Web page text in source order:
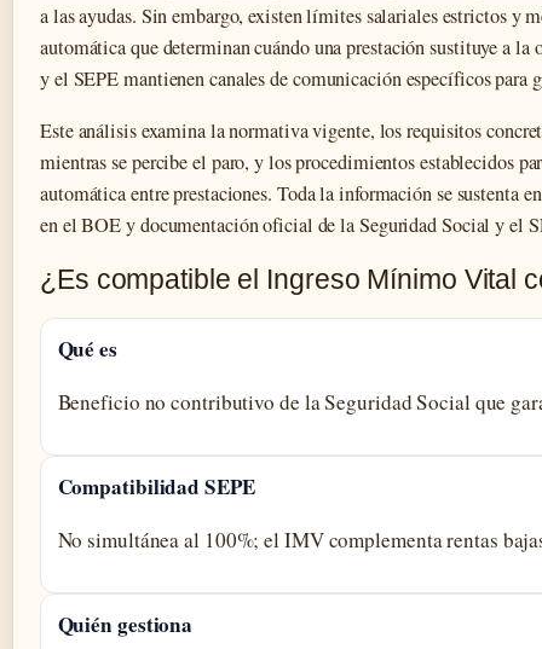
a las ayudas. Sin embargo, existen límites salariales estrictos y
automática que determinan cuándo una prestación sustituye a la
y el SEPE mantienen canales de comunicación específicos para
Este análisis examina la normativa vigente, los requisitos
mientras se percibe el paro, y los procedimientos establecidos
automática entre prestaciones. Toda la información se sustenta
en el BOE y documentación oficial de la Seguridad Social y el
¿Es compatible el Ingreso Mínimo Vital
Qué es
Beneficio no contributivo de la Seguridad Social que
Compatibilidad SEPE
No simultánea al 100%; el IMV complementa rentas
Quién gestiona